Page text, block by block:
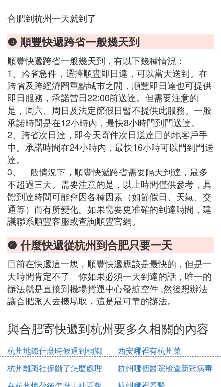
合肥到杭州一天就到了
❸ 順豐快遞跨省一般幾天到
順豐快遞跨省一般幾天到，有以下幾種情況：
1、跨省急件，選擇順豐即日達，可以當天送到。在
跨省及跨經濟圈重點城市之間，順豐即日達也可提供
即日服務，承諾當日22:00前送達。但需要注意的
是，周六、周日及法定節假日暫不提供此服務。一般
承諾時間是在12小時內，最快8小時門到門送達。
2、跨省次日達，即今天寄件次日送達目的地客戶手
中。承諾時間在24小時內，最快16小時可以門到門送
達。
3、一般情況下，順豐快遞跨省需要隔天到達，最多
不超過三天。需要注意的是，以上時間僅供參考，具
體到達時間可能會因各種因素（如節假日、天氣、交
通等）而有所變化。如果需要更准確的到達時間，建
議聯系順豐客服或查詢順豐官網。
❹ 什麼快遞從杭州到合肥只要一天
目前在快遞這一塊，順豐快遞應該是最快的，但是一
天時間肯定不了，你如果必須一天到達的話，唯一的
辦法就是直接到機場貨運中心發航空件 ,然後想辦法
讓合肥派人去機場取，這是最可靠的辦法。
與合肥寄快遞到杭州要多久相關的內容
杭州地鐵什麼時候通到桐鄉
西安哪裡有杭州菜
杭州離職社保斷了怎麼處理
杭州哪個醫院檢查新冠病毒